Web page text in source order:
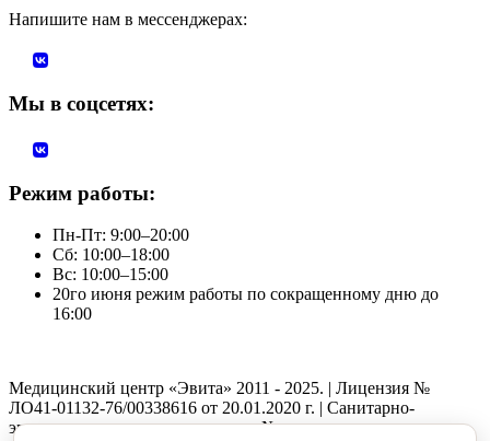
Напишите нам в мессенджерах:
Мы в соцсетях:
Режим работы:
Пн-Пт: 9:00–20:00
Сб: 10:00–18:00
Вс: 10:00–15:00
20го июня режим работы по сокращенному дню до
16:00
Медицинский центр «Эвита» 2011 - 2025. | Лицензия №
ЛО41-01132-76/00338616 от 20.01.2020 г. | Санитарно-
эпидемиологическое заключение №